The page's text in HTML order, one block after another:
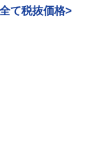
て税抜価格>